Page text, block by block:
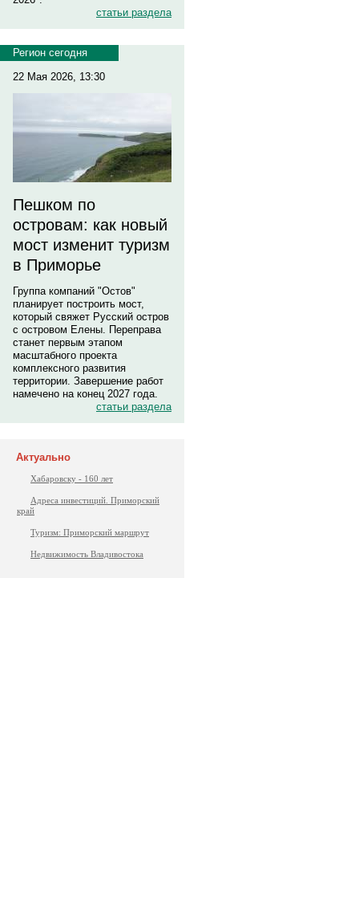
статьи раздела
Регион сегодня
22 Мая 2026, 13:30
Пешком по
островам: как новый
мост изменит туризм
в Приморье
Группа компаний "Остов"
планирует построить мост,
который свяжет Русский остров
с островом Елены. Переправа
станет первым этапом
масштабного проекта
комплексного развития
территории. Завершение работ
намечено на конец 2027 года.
статьи раздела
Актуально
Хабаровску - 160 лет
Адреса инвестиций. Приморский
край
Туризм: Приморский маршрут
Недвижимость Владивостока